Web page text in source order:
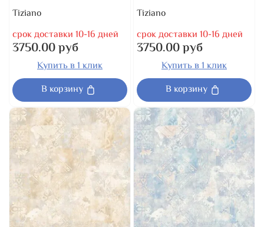
Tiziano
срок доставки 10-16 дней
3750.00 руб
Купить в 1 клик
В корзину
Tiziano
срок доставки 10-16 дней
3750.00 руб
Купить в 1 клик
В корзину